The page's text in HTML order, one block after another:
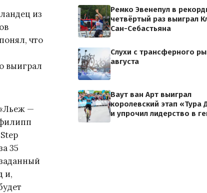
из
что
выиграл
—
35
и,
Ремко Эвенепул в
четвёртый раз выиграл
Сан-Себастьяна
Слухи с трансферного
августа
Ваут ван Арт выиграл
королевский этап «Тура
и упрочил лидерство в